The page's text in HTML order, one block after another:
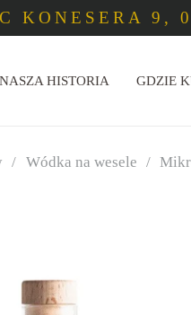
KONESERA 9,
NASZA HISTORIA GDZIE
/ Wódka na wesele /